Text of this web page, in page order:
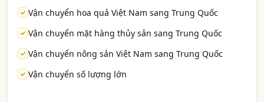
Vận chuyển hoa quả Việt Nam sang Trung Quốc
Vận chuyển mặt hàng thủy sản sang Trung Quốc
Vận chuyển nông sản Việt Nam sang Trung Quốc
Vận chuyển số lượng lớn